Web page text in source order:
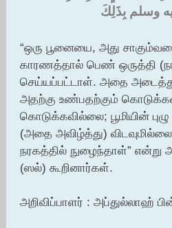
وسلم بِذَلِكَ
“ஒரு பூனையை, அது
காரணத்தால் பெண் ஒருத்தி
செய்யப்பட்டாள். அதை
அதற்கு உண்பதற்கும்
கொடுக்கவில்லை; பூமியின்
(அதை அவிழ்த்து)
நரகத்தில் நுழைந்தாள்”
(ஸல்) கூறினார்கள்.
அறிவிப்பாளர் : அப்துல்லாஹ்